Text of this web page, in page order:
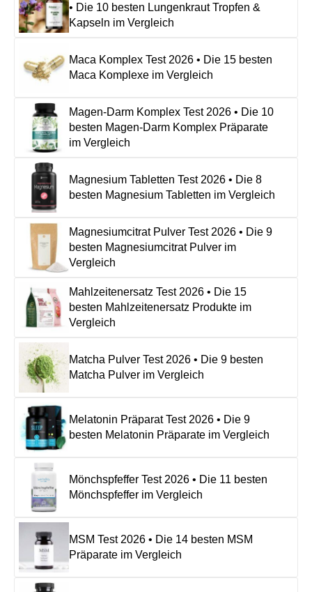
• Die 10 besten Lungenkraut Tropfen &
Kapseln im Vergleich
Maca Komplex Test 2026 • Die 15 besten
Maca Komplexe im Vergleich
Magen-Darm Komplex Test 2026 • Die 10
besten Magen-Darm Komplex Präparate
im Vergleich
Magnesium Tabletten Test 2026 • Die 8
besten Magnesium Tabletten im Vergleich
Magnesiumcitrat Pulver Test 2026 • Die 9
besten Magnesiumcitrat Pulver im
Vergleich
Mahlzeitenersatz Test 2026 • Die 15
besten Mahlzeitenersatz Produkte im
Vergleich
Matcha Pulver Test 2026 • Die 9 besten
Matcha Pulver im Vergleich
Melatonin Präparat Test 2026 • Die 9
besten Melatonin Präparate im Vergleich
Mönchspfeffer Test 2026 • Die 11 besten
Mönchspfeffer im Vergleich
MSM Test 2026 • Die 14 besten MSM
Präparate im Vergleich